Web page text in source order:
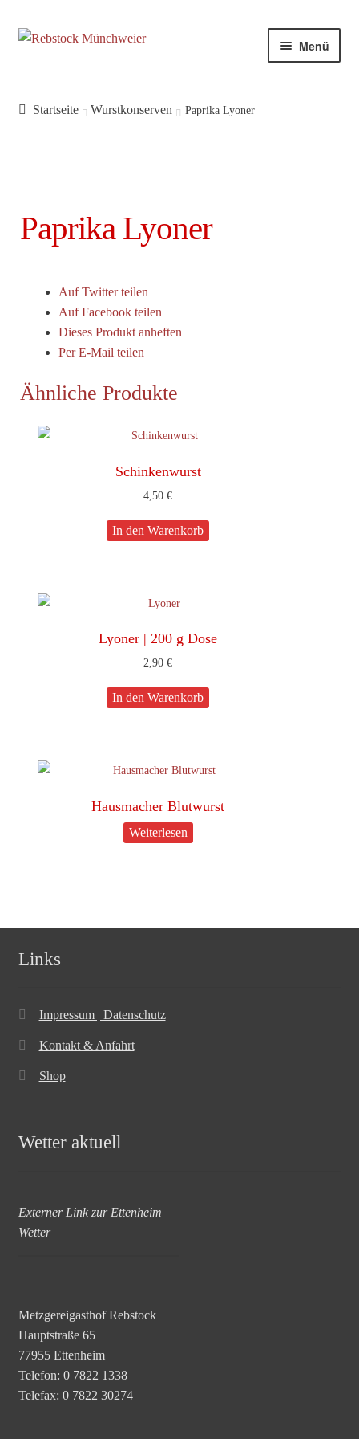
Zur
Zum
Menü
Startseite Wurstkonserven Paprika Lyoner
Paprika Lyoner
Auf Twitter teilen
Auf Facebook teilen
Dieses Produkt anheften
Per E-Mail teilen
Ähnliche Produkte
Schinkenwurst
4,50 €
In den Warenkorb
Lyoner | 200 g Dose
2,90 €
In den Warenkorb
Hausmacher Blutwurst
Weiterlesen
Links
Impressum | Datenschutz
Kontakt & Anfahrt
Shop
Wetter aktuell
Externer Link zur Ettenheim
Wetter
Metzgereigasthof Rebstock
Hauptstraße 65
77955 Ettenheim
Telefon: 0 7822 1338
Telefax: 0 7822 30274